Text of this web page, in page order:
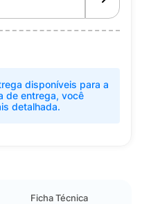
disponíveis para a
de entrega, você
detalhada.
Ficha Técnica